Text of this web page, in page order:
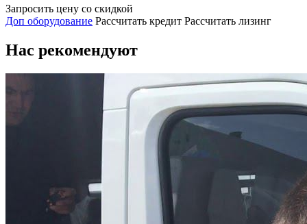
Запросить цену со скидкой
Доп оборудование Рассчитать кредит Рассчитать лизинг
Нас рекомендуют